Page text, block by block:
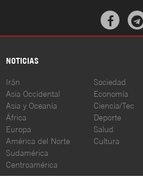
NOTICIAS
Irán
Asia Occidental
Asia y Oceanía
África
Europa
América del Norte
Sudamérica
Centroamérica
Sociedad
Economía
Ciencia/Tec
Deporte
Salud
Cultura